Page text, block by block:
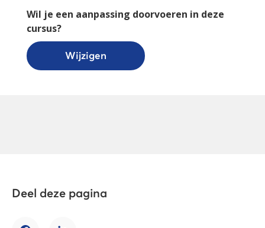
Wil je een aanpassing doorvoeren in deze
cursus?
Wijzigen
Deel deze pagina